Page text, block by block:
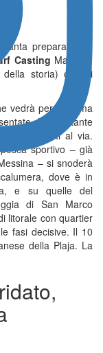
preparazione.
Casting Maschile
della storia) che si
vedrà per la prima
da altrettante
200 atleti al via.
sportivo – già
– si snoderà
dove è in
e su quelle del
di San Marco
litorale con quartier
fasi decisive. Il 10
della Plaja. La